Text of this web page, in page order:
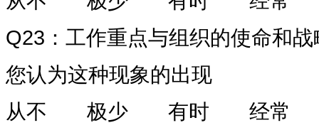
Q23 ：工作重点与组织的使命和
您认为这种现象的出现
从不
极少 有时
经常